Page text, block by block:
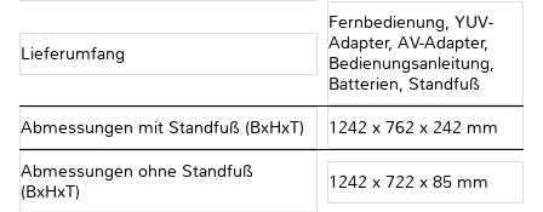
Lieferumfang
Fernbedienung, YUV-
Adapter, AV-Adapter,
Bedienungsanleitung,
Batterien, Standfuß
Abmessungen mit Standfuß (BxHxT) 1242 x 762 x 242 mm
Abmessungen ohne Standfuß
(BxHxT)
1242 x 722 x 85 mm